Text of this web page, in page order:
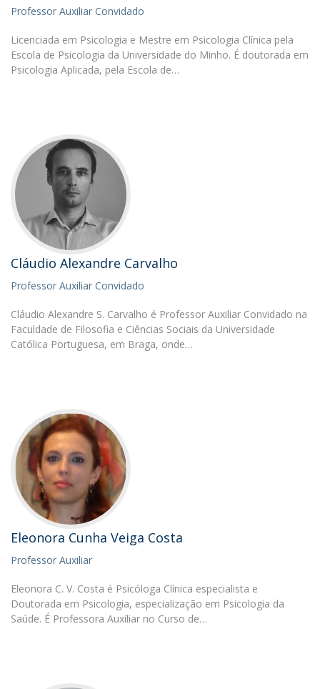
Professor Auxiliar Convidado
Licenciada em Psicologia e Mestre em Psicologia Clínica pela
Escola de Psicologia da Universidade do Minho. É doutorada em
Psicologia Aplicada, pela Escola de…
Cláudio Alexandre Carvalho
Professor Auxiliar Convidado
Cláudio Alexandre S. Carvalho é Professor Auxiliar Convidado na
Faculdade de Filosofia e Ciências Sociais da Universidade
Católica Portuguesa, em Braga, onde…
Eleonora Cunha Veiga Costa
Professor Auxiliar
Eleonora C. V. Costa é Psicóloga Clínica especialista e
Doutorada em Psicologia, especialização em Psicologia da
Saúde. É Professora Auxiliar no Curso de…